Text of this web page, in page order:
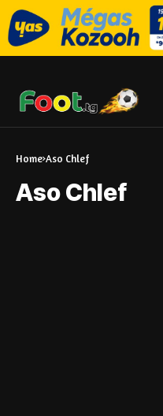
Home Aso Chlef
Aso Chlef